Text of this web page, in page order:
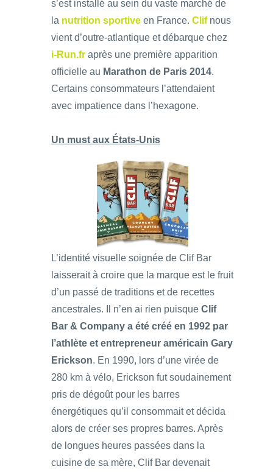
s’est installé au sein du vaste marché de
la nutrition sportive en France. Clifnous
vient d’outre-atlantique et débarque chez
i-Run.fr après une première apparition
officielle au Marathon de Paris 2014.
Certains consommateurs l’attendaient
avec impatience dans l’hexagone.
Un must aux États-Unis
L’identité visuelle soignée de Clif Bar
laisserait à croire que la marque est le fruit
d’un passé de traditions et de recettes
ancestrales. Il n’en ai rien puisque Clif
Bar & Company a été créé en 1992 par
l’athlète et entrepreneur américain Gary
Erickson. En 1990, lors d’une virée de
280 km à vélo, Erickson fut soudainement
pris de dégoût pour les barres
énergétiques qu’il consommait et décida
alors de créer ses propres barres. Après
de longues heures passées dans la
cuisine de sa mère, Clif Bar devenait